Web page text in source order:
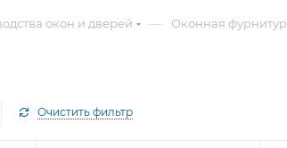
окон и дверей — Оконная
Очистить фильтр